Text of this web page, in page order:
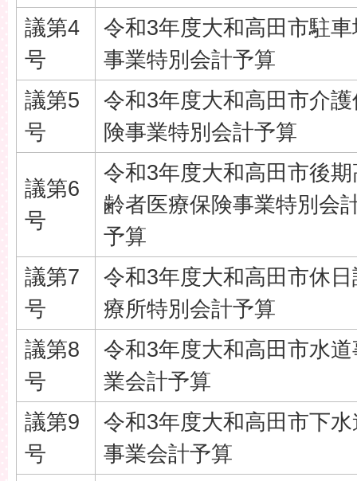
議第4
号
令和3年度大和高田市駐車
事業特別会計予算
議第5
号
令和3年度大和高田市介護
険事業特別会計予算
議第6
号
令和3年度大和高田市後期
齢者医療保険事業特別会
予算
議第7
号
令和3年度大和高田市休日
療所特別会計予算
議第8
号
令和3年度大和高田市水道
業会計予算
議第9
号
令和3年度大和高田市下水
事業会計予算